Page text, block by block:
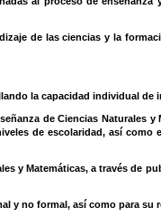
de las ciencias y la
la capacidad individual de
de Ciencias Naturales y
de escolaridad, así como
y Matemáticas, a través de
y no formal, así como para